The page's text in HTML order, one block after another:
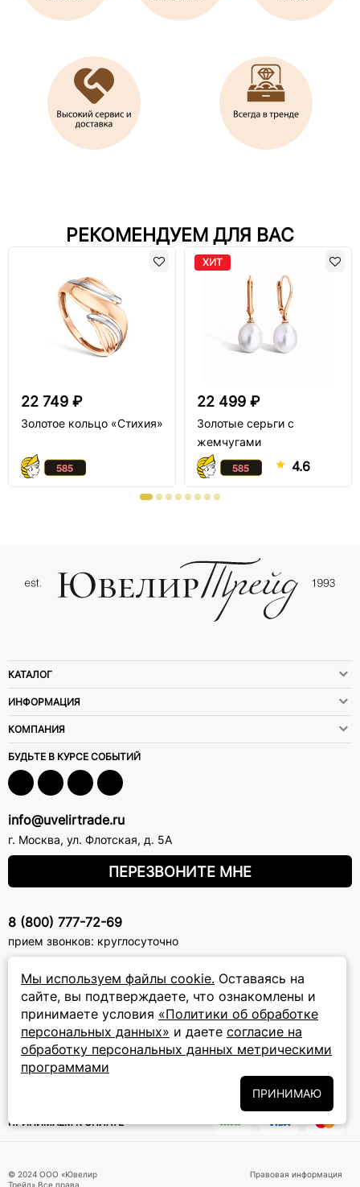
РЕКОМЕНДУЕМ ДЛЯ ВАС
22 749 ₽
Золотое кольцо «Стихия»
ХИТ
22 499 ₽
Золотые серьги с
жемчугами
4.6
Мы используем файлы cookie. Оставаясь на
сайте, вы подтверждаете, что ознакомлены и
принимаете условия «Политики об обработке
персональных данных» и даете согласие на
обработку персональных данных метрическими
программами
ПРИНИМАЮ
КАТАЛОГ
ИНФОРМАЦИЯ
КОМПАНИЯ
БУДЬТЕ В КУРСЕ СОБЫТИЙ
info@uvelirtrade.ru
г. Москва, ул. Флотская, д. 5А
ПЕРЕЗВОНИТЕ МНЕ
8 (800) 777-72-69
прием звонков: круглосуточно
ПОДПИСКА НА РАССЫЛКУ
Подписаться на новости
Подписываясь на рассылку, вы соглашаетесь с условиямиПолитики
обработки персональных данных
обработку
ПРИНИМАЕМ К ОПЛАТЕ
© 2024 ООО «Ювелир
Трейд».Все права
Правовая информация